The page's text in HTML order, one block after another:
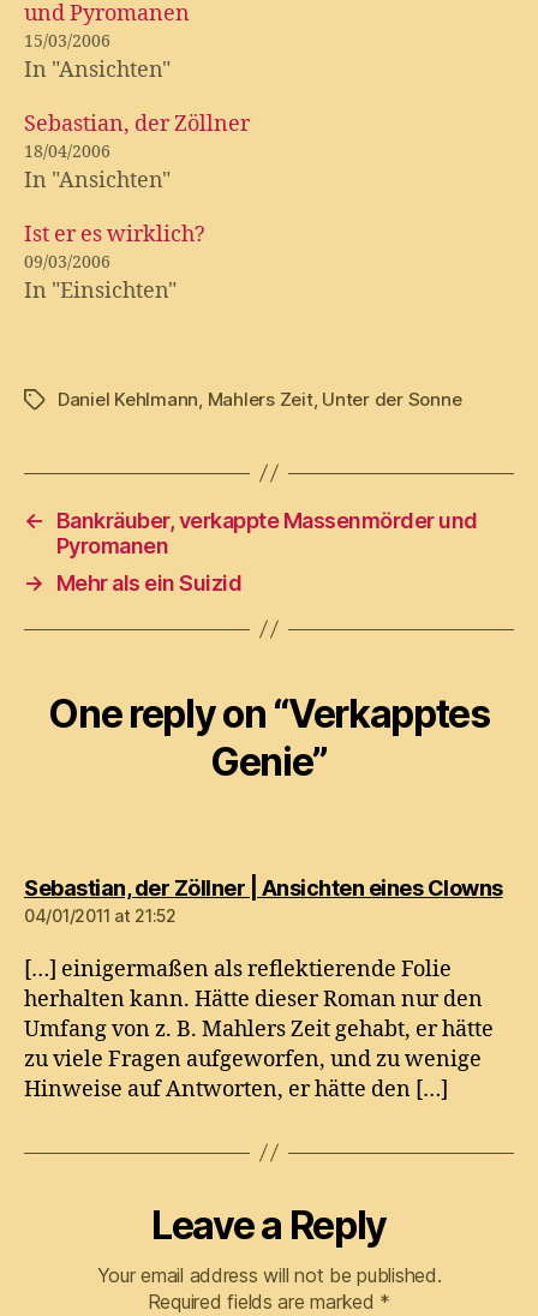
und Pyromanen
15/03/2006
In "Ansichten"
Sebastian, der Zöllner
18/04/2006
In "Ansichten"
Ist er es wirklich?
09/03/2006
In "Einsichten"
TagsDaniel Kehlmann Mahlers Zeit, Unter der Sonne
←
Bankräuber, verkappte Massenmörder und
Pyromanen
→
Mehr als ein Suizid
One reply on “Verkapptes
Genie”
Sebastian, der Zöllner | Ansichten eines Clowns
04/01/2011 at 21:52
[…] einigermaßen als reflektierende Folie
herhalten kann. Hätte dieser Roman nur den
Umfang von z. B. Mahlers Zeit gehabt, er hätte
zu viele Fragen aufgeworfen, und zu wenige
Hinweise auf Antworten, er hätte den […]
Leave a Reply
Your email address will not be published.
Required fields are marked *